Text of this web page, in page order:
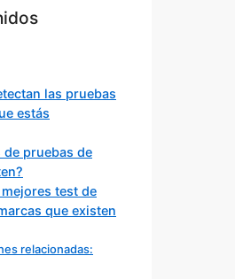
las pruebas
estás
pruebas de
test de
que existen
relacionadas: